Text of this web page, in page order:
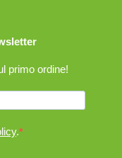
primo ordine!
.